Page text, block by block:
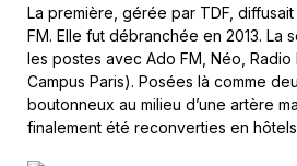
La première, gérée par TDF,
FM. Elle fut débranchée en 2013. La
les postes avec Ado FM, Néo, Radio
Campus Paris). Posées là comme
boutonneux au milieu d’une artère
finalement été reconverties en